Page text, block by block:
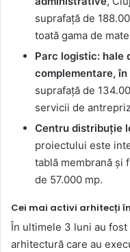
suprafață de
toată gama de
Parc logistic: hale
complementare,
suprafață de
servicii de
Centru distribuție
proiectului este
tablă membrană și
de 57.000 mp.
Cei mai activi arhitecți
În ultimele 3 luni au
arhitectură care au